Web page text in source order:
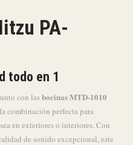
PA-
todo en 1
con lasbocinas MTD-1010
combinación perfecta para
en exteriores o interiores. Con
de sonido excepcional, este